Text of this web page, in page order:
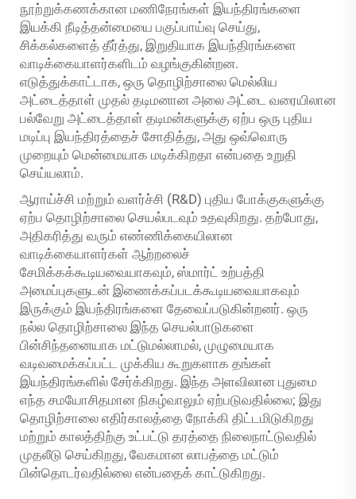
நூற்றுக்கணக்கான மணிநேரங்கள் இயந்திரங்களை
இயக்கி நீடித்தன்மையை பகுப்பாய்வு செய்து,
சிக்கல்களைத் தீர்த்து, இறுதியாக இயந்திரங்களை
வாடிக்கையாளர்களிடம் வழங்குகின்றன.
எடுத்துக்காட்டாக, ஒரு தொழிற்சாலை மெல்லிய
அட்டைத்தாள் முதல் தடிமனான அலை அட்டை வரையிலான
பல்வேறு அட்டைத்தாள் தடிமன்களுக்கு ஏற்ப ஒரு புதிய
மடிப்பு இயந்திரத்தைச் சோதித்து, அது ஒவ்வொரு
முறையும் மென்மையாக மடிக்கிறதா என்பதை உறுதி
செய்யலாம்.
ஆராய்ச்சி மற்றும் வளர்ச்சி (R&D) புதிய போக்குகளுக்கு
ஏற்ப தொழிற்சாலை செயல்படவும் உதவுகிறது. தற்போது,
அதிகரித்து வரும் எண்ணிக்கையிலான
வாடிக்கையாளர்கள் ஆற்றலைச்
சேமிக்கக்கூடியவையாகவும், ஸ்மார்ட் உற்பத்தி
அமைப்புகளுடன் இணைக்கப்படக்கூடியவையாகவும்
இருக்கும் இயந்திரங்களை தேவைப்படுகின்றனர். ஒரு
நல்ல தொழிற்சாலை இந்த செயல்பாடுகளை
பின்சிந்தனையாக மட்டுமல்லாமல், முழுமையாக
வடிவமைக்கப்பட்ட முக்கிய கூறுகளாக தங்கள்
இயந்திரங்களில் சேர்க்கிறது. இந்த அளவிலான புதுமை
எந்த சமயோசிதமான நிகழ்வாலும் ஏற்படுவதில்லை; இது
தொழிற்சாலை எதிர்காலத்தை நோக்கி திட்டமிடுகிறது
மற்றும் காலத்திற்கு உட்பட்டு தரத்தை நிலைநாட்டுவதில்
முதலீடு செய்கிறது, வேகமான லாபத்தை மட்டும்
பின்தொடர்வதில்லை என்பதைக் காட்டுகிறது.